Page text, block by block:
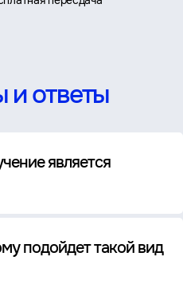
и ответы
является
подойдет такой вид